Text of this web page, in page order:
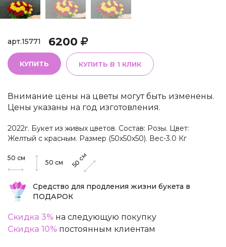
арт.15771 6200
КУПИТЬ КУПИТЬ В 1 КЛИК
Внимание цены на цветы могут быть изменены.
Цены указаны на год изготовления.
2022г. Букет из живых цветов. Состав: Розы. Цвет:
Желтый с красным. Размер (50х50х50). Вес-3.0 Кг
50 см
50 см 50
см
Средство для продления жизни букета в
ПОДАРОК
Скидка 3% на следующую покупку
Скидка 10% постоянным клиентам